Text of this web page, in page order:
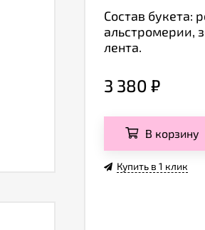
Состав букета:
альстромерии,
лента.
3 380 ₽
В корзину
Купить в 1 клик